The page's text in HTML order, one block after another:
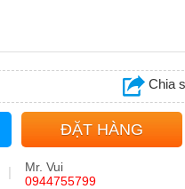
Chia
ĐẶT HÀNG
|
Mr. Vui
0944755799